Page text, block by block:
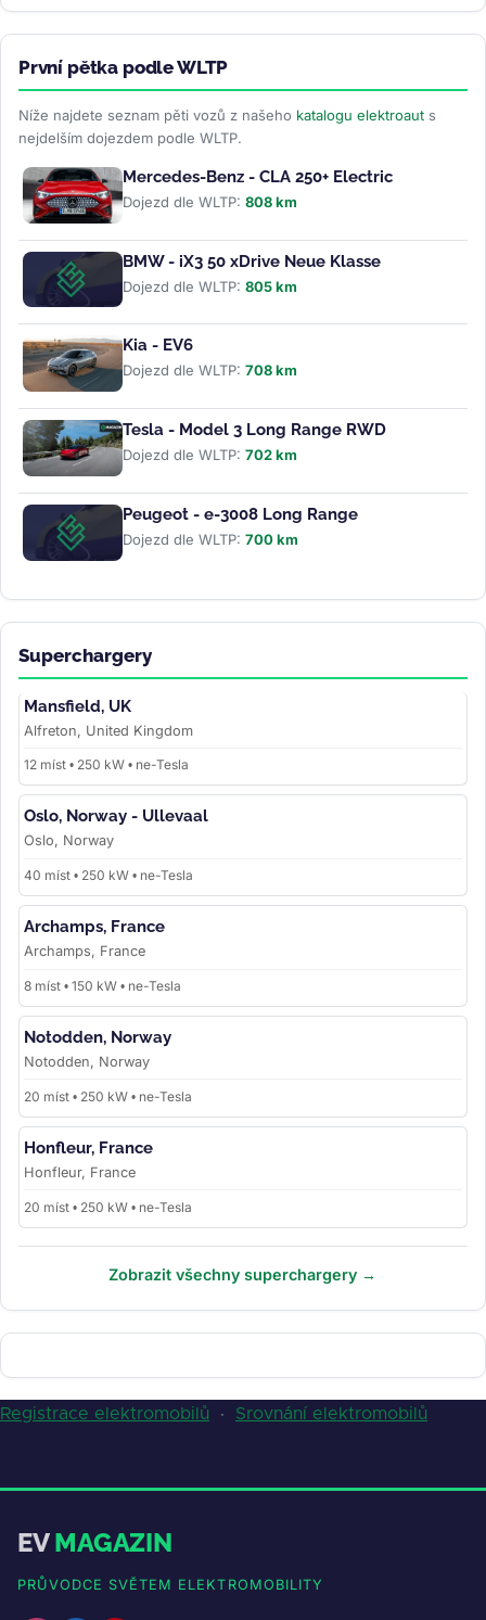
První pětka podle WLTP
Níže najdete seznam pěti vozů z našeho katalogu elektroaut s
nejdelším dojezdem podle WLTP.
Mercedes-Benz - CLA 250+ Electric
Dojezd dle WLTP: 808 km
BMW - iX3 50 xDrive Neue Klasse
Dojezd dle WLTP: 805 km
Kia - EV6
Dojezd dle WLTP: 708 km
Tesla - Model 3 Long Range RWD
Dojezd dle WLTP: 702 km
Peugeot - e-3008 Long Range
Dojezd dle WLTP: 700 km
Superchargery
Mansfield, UK
Alfreton, United Kingdom
12 míst • 250 kW • ne-Tesla
Oslo, Norway - Ullevaal
Oslo, Norway
40 míst • 250 kW • ne-Tesla
Archamps, France
Archamps, France
8 míst • 150 kW • ne-Tesla
Notodden, Norway
Notodden, Norway
20 míst • 250 kW • ne-Tesla
Honfleur, France
Honfleur, France
20 míst • 250 kW • ne-Tesla
Zobrazit všechny superchargery →
Registrace elektromobilů · Srovnání elektromobilů
EVMAGAZIN
PRŮVODCE SVĚTEM ELEKTROMOBILITY